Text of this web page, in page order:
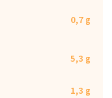
0,7 g
5,3 g
1,3 g